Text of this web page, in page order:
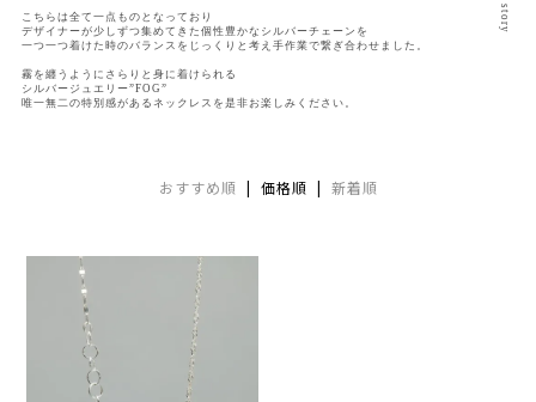
こちらは全て一点ものとなっており
デザイナーが少しずつ集めてきた個性豊かなシルバーチェーンを
一つ一つ着けた時のバランスをじっくりと考え手作業で繋ぎ合わせました。
霧を纏うようにさらりと身に着けられる
シルバージュエリー”FOG”
唯一無二の特別感があるネックレスを是非お楽しみください。
おすすめ順 | 価格順 | 新着順
AURORA GRAN